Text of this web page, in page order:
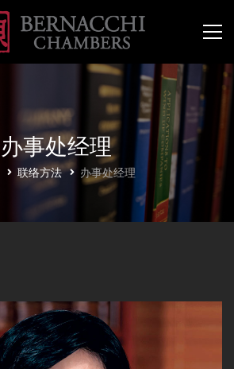
办事处经理
联络方法 办事处经理